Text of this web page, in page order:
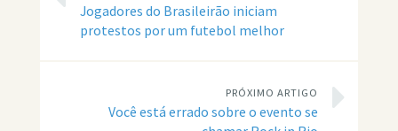
Jogadores do Brasileirão iniciam
protestos por um futebol melhor
PRÓXIMO ARTIGO
Você está errado sobre o evento se